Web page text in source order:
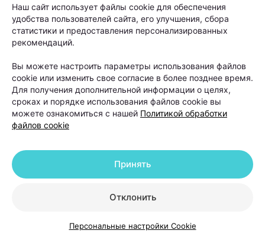
считаетсятрихоскопия— исследование кожи
головы и волос под многократным увеличением.
Оно позволяет оценить состояние волосяных
фолликулов, плотность волос и выявить признаки
Кроме того, пациенту могут рекомендовать
анализы крови для оценки уровня железа,
ферритина, витаминов, гормонов и других
Наш сайт использует файлы cookie для обеспечения
удобства пользователей сайта, его улучшения, сбора
статистики и предоставления персонализированных
рекомендаций.
Вы можете настроить параметры использования файлов
cookie или изменить свое согласие в более позднее время.
Для получения дополнительной информации о целях,
сроках и порядке использования файлов cookie вы
можете ознакомиться с нашей Политикой обработки
файлов cookie
Отклонить
Принять
Персональные настройки Cookie